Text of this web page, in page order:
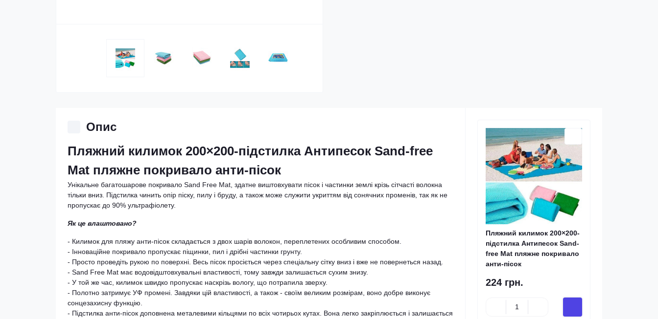
Опис
Пляжний килимок 200×200-підстилка Антипесок Sand-free
Mat пляжне покривало анти-пісок
Унікальне багатошарове покривало Sand Free Mat, здатне виштовхувати пісок і частинки землі крізь сітчасті волокна
тільки вниз. Підстилка чинить опір піску, пилу і бруду, а також може служити укриттям від сонячних променів, так як не
пропускає до 90% ультрафіолету.
Як це влаштовано?
- Килимок для пляжу анти-пісок складається з двох шарів волокон, переплетених особливим способом.
- Інноваційне покривало пропускає піщинки, пил і дрібні частинки грунту.
- Просто проведіть рукою по поверхні. Весь пісок просіється через спеціальну сітку вниз і вже не повернеться назад.
- Sand Free Mat має водовідштовхувальні властивості, тому завжди залишається сухим знизу.
- У той же час, килимок швидко пропускає наскрізь вологу, що потрапила зверху.
- Полотно затримує УФ промені. Завдяки цій властивості, а також - своїм великим розмірам, воно добре виконує
сонцезахисну функцію.
- Підстилка анти-пісок доповнена металевими кільцями по всіх чотирьох кутах. Вона легко закріплюється і залишається
Пляжний килимок 200×200-
підстилка Антипесок Sand-
free Mat пляжне покривало
анти-пісок
224 грн.